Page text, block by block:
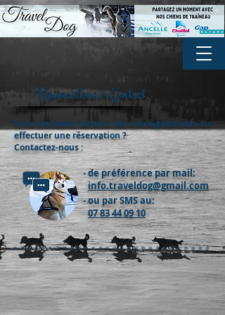
Réservations & Contact
Vous souhaitez obtenir des renseignements ou
effectuer une réservation ?
Contactez-nous :
- de préférence par mail:
info.traveldog@gmail.com
- oupar SMS au:
07 83 44 09 10